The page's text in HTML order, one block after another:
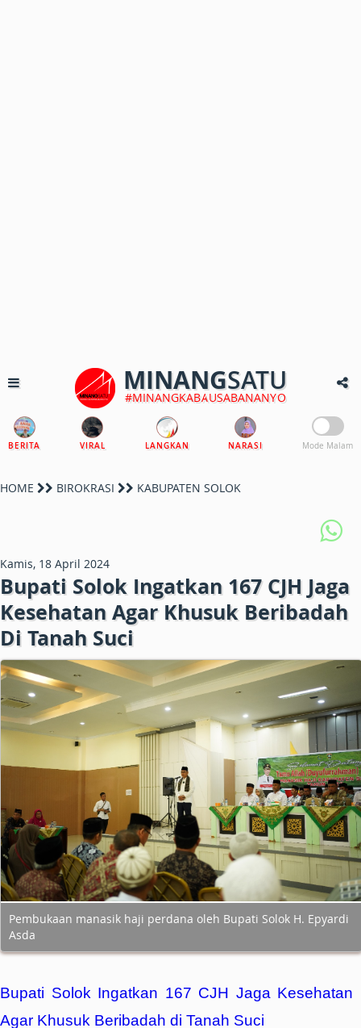
MINANGSATU
#MINANGKABAUSABANANYO
BERITA VIRAL LANGKAN NARASI Mode Malam
HOME BIROKRASI KABUPATEN SOLOK
Kamis, 18 April 2024
Bupati Solok Ingatkan 167 CJH Jaga
Kesehatan Agar Khusuk Beribadah
Di Tanah Suci
Pembukaan manasik haji perdana oleh Bupati Solok H. Epyardi
Asda
Bupati Solok Ingatkan 167 CJH Jaga Kesehatan
Agar Khusuk Beribadah di Tanah Suci